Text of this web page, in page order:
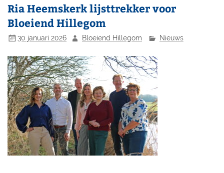
Ria Heemskerk lijsttrekker voor
Bloeiend Hillegom
30 januari 2026 Bloeiend Hillegom Nieuws